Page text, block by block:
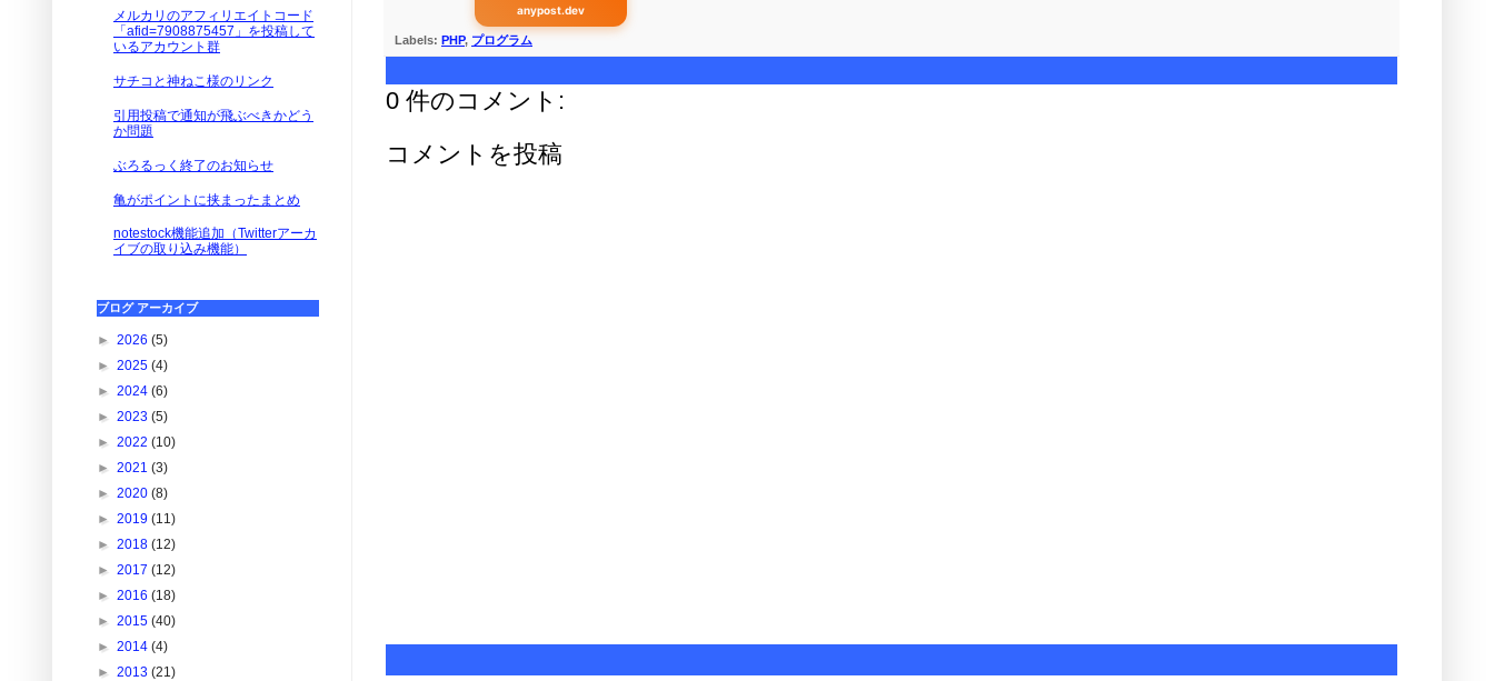
anypost.dev
Labels: PHP, プログラム
0 件のコメント:
コメントを投稿
メルカリのアフィリエイトコード
「afid=7908875457」を投稿して
いるアカウント群
サチコと神ねこ様のリンク
引用投稿で通知が飛ぶべきかどう
か問題
ぶろるっく終了のお知らせ
亀がポイントに挟まったまとめ
notestock機能追加（Twitterアーカ
イブの取り込み機能）
ブログ アーカイブ
► 2026 (5)
► 2025 (4)
► 2024 (6)
► 2023 (5)
► 2022 (10)
► 2021 (3)
► 2020 (8)
► 2019 (11)
► 2018 (12)
► 2017 (12)
► 2016 (18)
► 2015 (40)
► 2014 (4)
► 2013 (21)